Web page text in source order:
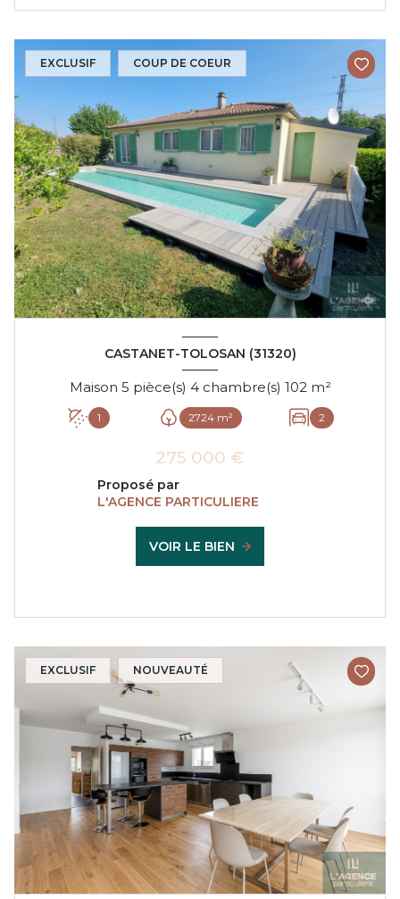
EXCLUSIF COUP DE COEUR
CASTANET-TOLOSAN (31320)
Maison 5 pièce(s) 4 chambre(s) 102 m²
1 2724 m² 2
275 000 €
Proposé par
L'AGENCE PARTICULIERE
VOIR LE BIEN
EXCLUSIF NOUVEAUTÉ